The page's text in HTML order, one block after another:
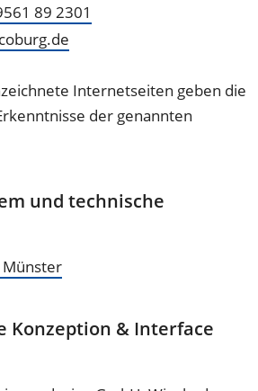
89 2301
de
Internetseiten geben die
der genannten
und technische
Münster
Konzeption & Interface